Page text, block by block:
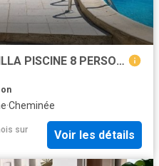
LOCATION SAISONNIERE VILLA PISCINE 8 PERSONNES PROCHE PLAGE ET CENTRE VILLE STE MAXIME
·Cheminée
sur
Voir les détails